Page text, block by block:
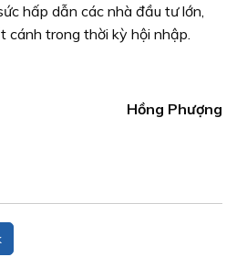
hấp dẫn các nhà đầu tư lớn,
trong thời kỳ hội nhập.
Hồng Phượng